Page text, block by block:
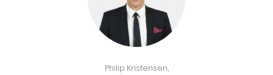
Philip Kristensen,